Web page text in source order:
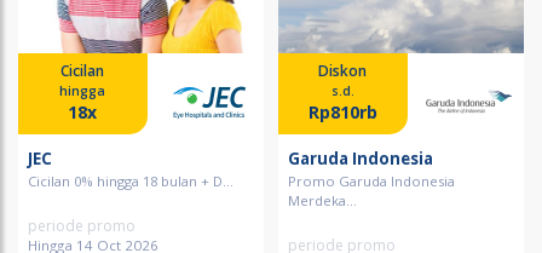
Cicilan
hingga
18x
JEC
Cicilan 0% hingga 18 bulan + D...
periode promo
Hingga 14 Oct 2026
Diskon
s.d.
Rp810rb
Garuda Indonesia
Promo Garuda Indonesia
Merdeka...
periode promo